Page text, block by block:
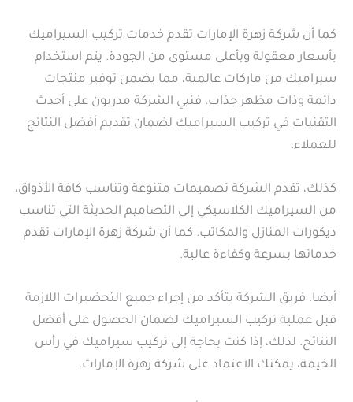
كما أن شركة زهرة الإمارات تقدم خدمات تركيب السيراميك
بأسعار معقولة وبأعلى مستوى من الجودة. يتم استخدام
سيراميك من ماركات عالمية، مما يضمن توفير منتجات
دائمة وذات مظهر جذاب. فنيي الشركة مدربون على أحدث
التقنيات في تركيب السيراميك لضمان تقديم أفضل النتائج
للعملاء.
كذلك، تقدم الشركة تصميمات متنوعة وتناسب كافة الأذواق،
من السيراميك الكلاسيكي إلى التصاميم الحديثة التي تناسب
ديكورات المنازل والمكاتب. كما أن شركة زهرة الإمارات تقدم
خدماتها بسرعة وكفاءة عالية.
أيضا، فريق الشركة يتأكد من إجراء جميع التحضيرات اللازمة
قبل عملية تركيب السيراميك لضمان الحصول على أفضل
النتائج. لذلك، إذا كنت بحاجة إلى تركيب سيراميك في رأس
الخيمة، يمكنك الاعتماد على شركة زهرة الإمارات.